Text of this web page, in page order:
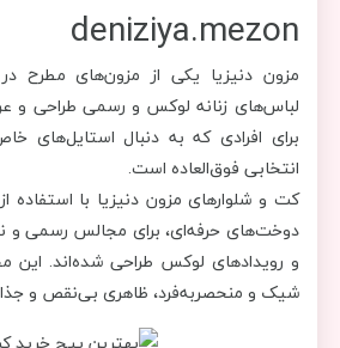
deniziya.mezon
مزون دنیزیا یکی از مزون‌های مطرح
لباس‌های زنانه لوکس و رسمی طراحی و
برای افرادی که به دنبال استایل‌های
انتخابی فوق‌العاده است.
کت و شلوارهای مزون دنیزیا با استفاده
دوخت‌های حرفه‌ای، برای مجالس رسمی و
و رویدادهای لوکس طراحی شده‌اند. این
شیک و منحصربه‌فرد، ظاهری بی‌نقص و